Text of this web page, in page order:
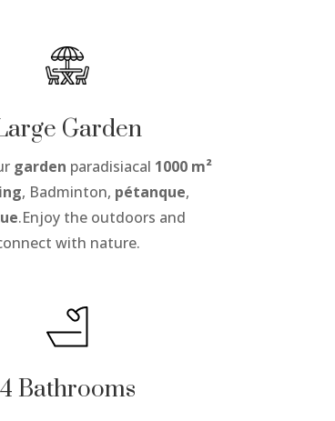
Garden
garden paradisiacal 1000 m²
, Badminton, pétanque,
.Enjoy the outdoors and
with nature.
4 Bathrooms